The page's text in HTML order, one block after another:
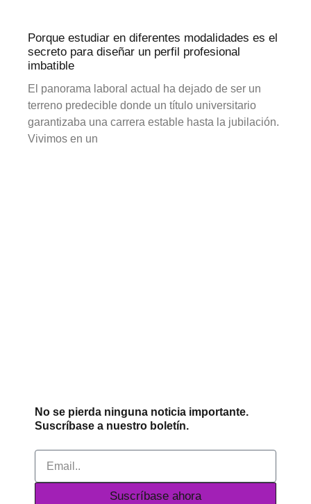
Porque estudiar en diferentes modalidades es el
secreto para diseñar un perfil profesional
imbatible
El panorama laboral actual ha dejado de ser un
terreno predecible donde un título universitario
garantizaba una carrera estable hasta la jubilación.
Vivimos en un
No se pierda ninguna noticia importante.
Suscríbase a nuestro boletín.
Suscríbase ahora